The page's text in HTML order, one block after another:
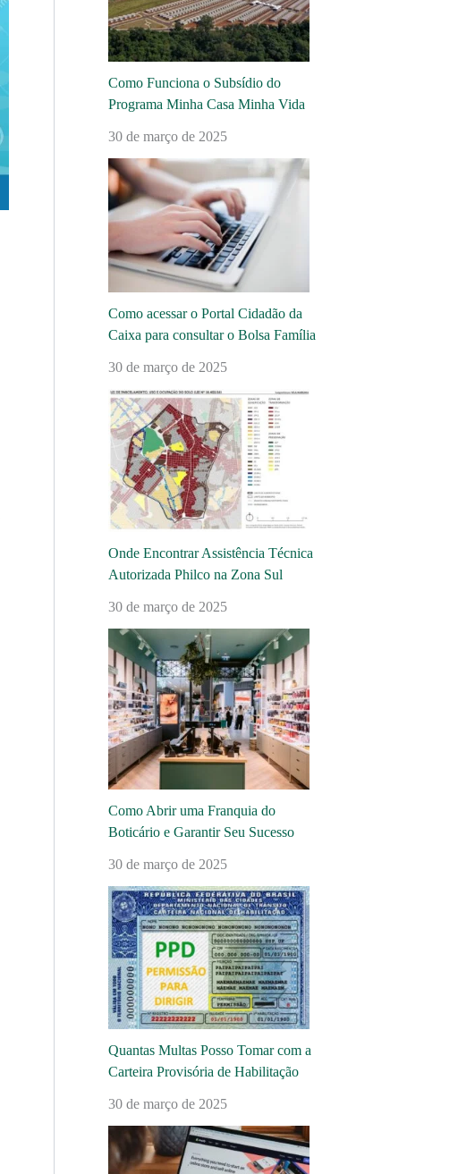
Como Funciona o Subsídio do
Programa Minha Casa Minha Vida
30 de março de 2025
Como acessar o Portal Cidadão da
Caixa para consultar o Bolsa Família
30 de março de 2025
Onde Encontrar Assistência Técnica
Autorizada Philco na Zona Sul
30 de março de 2025
Como Abrir uma Franquia do
Boticário e Garantir Seu Sucesso
30 de março de 2025
Quantas Multas Posso Tomar com a
Carteira Provisória de Habilitação
30 de março de 2025